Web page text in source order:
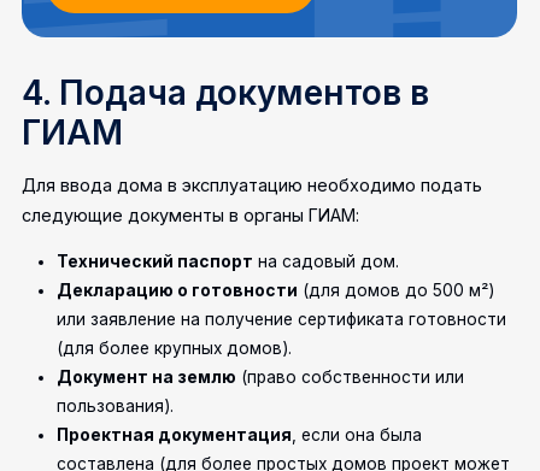
4. Подача документов в
ГИАМ
Для ввода дома в эксплуатацию необходимо подать
следующие документы в органы ГИАМ:
Технический паспорт на садовый дом.
Декларацию о готовности (для домов до 500 м²)
или заявление на получение сертификата готовности
(для более крупных домов).
Документ на землю (право собственности или
пользования).
Проектная документация, если она была
составлена (для более простых домов проект может